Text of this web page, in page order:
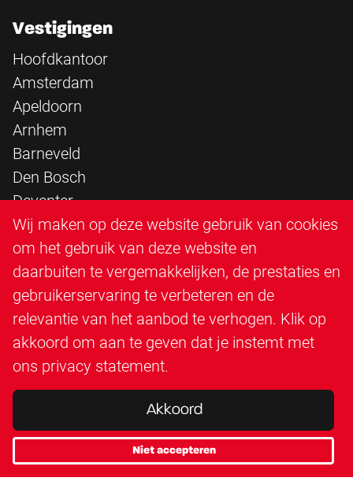
Vestigingen
Hoofdkantoor
Amsterdam
Apeldoorn
Arnhem
Barneveld
Den Bosch
Deventer
Epe
Sittard
Triangle Infra
Triangle Steigerbouw
Utrecht
Veenendaal
Zutphen
Wij maken op deze website gebruik van cookies
om het gebruik van deze website en
daarbuiten te vergemakkelijken, de prestaties en
gebruikerservaring te verbeteren en de
relevantie van het aanbod te verhogen. Klik op
akkoord om aan te geven dat je instemt met
ons privacy statement.
Akkoord
Niet accepteren